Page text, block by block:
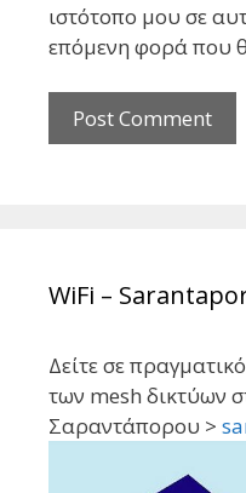
ιστότοπο μου σε
επόμενη φορά που
WiFi –
Δείτε σε
των mesh δικτύων
Σαραντάπορου >